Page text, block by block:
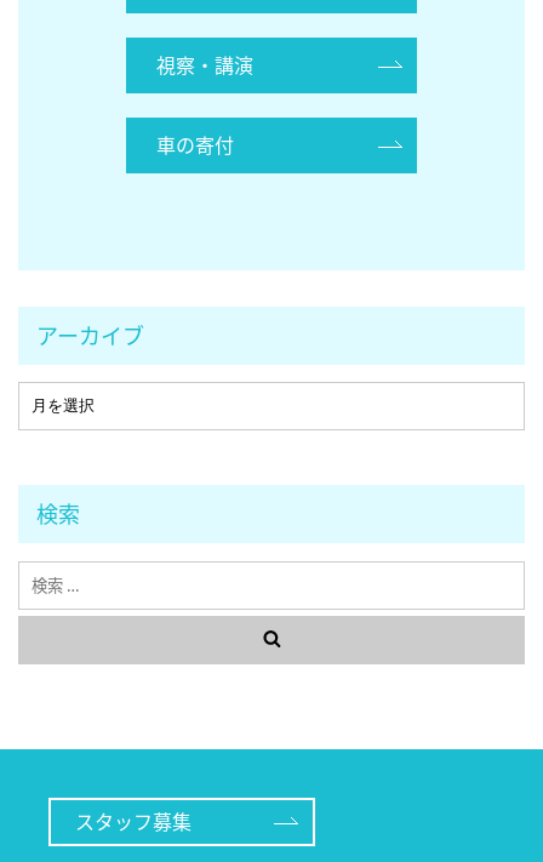
視察・講演
車の寄付
アーカイブ
検索
索
スタッフ募集